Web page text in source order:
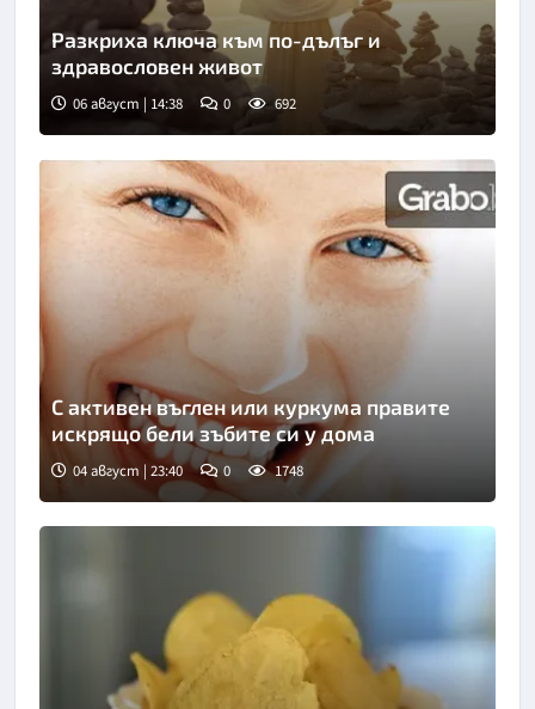
Разкриха ключа към по-дълъг и
здравословен живот
06 август | 14:38 0 692
С активен въглен или куркума правите
искрящо бели зъбите си у дома
04 август | 23:40 0 1748